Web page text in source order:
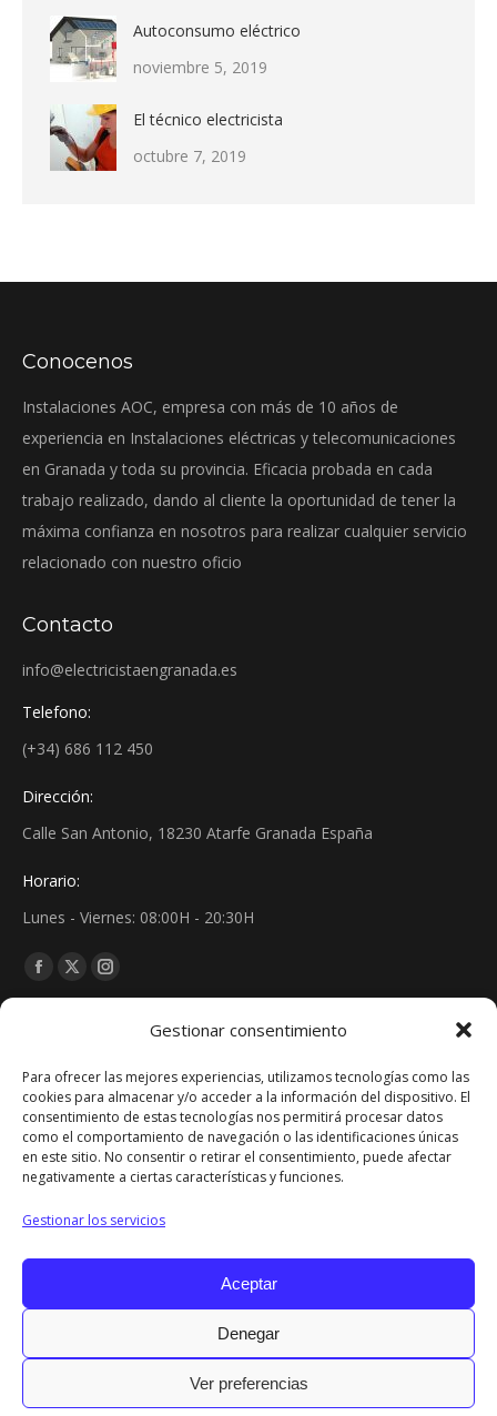
Gestionar consentimiento
Para ofrecer las mejores experiencias, utilizamos tecnologías como las
cookies para almacenar y/o acceder a la información del dispositivo. El
consentimiento de estas tecnologías nos permitirá procesar datos
como el comportamiento de navegación o las identificaciones únicas
en este sitio. No consentir o retirar el consentimiento, puede afectar
negativamente a ciertas características y funciones.
Gestionar los servicios
Aceptar
Denegar
Ver preferencias
Autoconsumo eléctrico
noviembre 5, 2019
El técnico electricista
octubre 7, 2019
Conocenos
Instalaciones AOC, empresa con más de 10 años de
experiencia en Instalaciones eléctricas y telecomunicaciones
en Granada y toda su provincia. Eficacia probada en cada
trabajo realizado, dando al cliente la oportunidad de tener la
máxima confianza en nosotros para realizar cualquier servicio
relacionado con nuestro oficio
Contacto
info@electricistaengranada.es
Telefono:
(+34) 686 112 450
Dirección:
Calle San Antonio, 18230 Atarfe Granada España
Horario:
Lunes - Viernes: 08:00H - 20:30H
Find us on:
Facebook
new
window
X
new
window
Instagram
in
new
window
El electricista intruso
enero 7, 2020
La resintonización de la TDT
2017 © Todos los derechos reservados.
Menu INFO